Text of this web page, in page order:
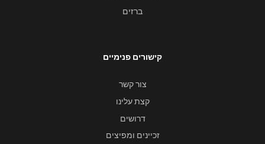
ברזים
קישורים פנימיים
צור קשר
קצת עלינו
דרושים
זכיינים ומפיצים